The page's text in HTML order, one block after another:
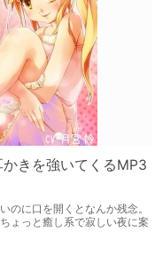
きを強いてくるMP3
のに口を開くとなんか残念。
ょっと癒し系で寂しい夜に案